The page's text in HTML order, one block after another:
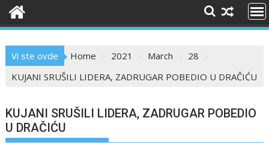
Vi ste ovde Home 2021 March
28
KUJANI SRUŠILI LIDERA, ZADRUGAR POBEDIO U DRAČIĆU
KUJANI SRUŠILI LIDERA, ZADRUGAR POBEDIO
U DRAČIĆU